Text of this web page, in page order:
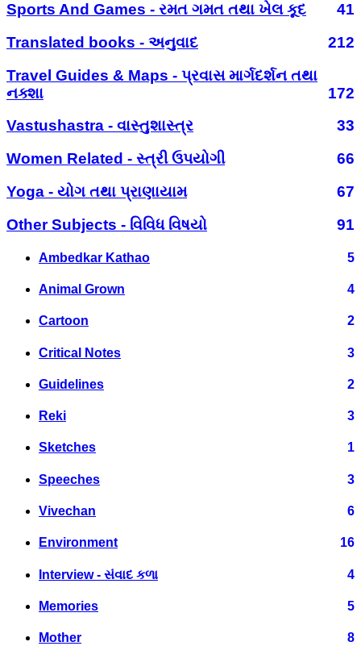
Sports And Games - રમત ગમત તથા ખેલ કૂદ
41
Translated books - અનુવાદ
212
Travel Guides & Maps - પ્રવાસ માર્ગદર્શન તથા
નક્શા
172
Vastushastra - વાસ્તુશાસ્ત્ર
33
Women Related - સ્ત્રી ઉપયોગી
66
Yoga - યોગ તથા પ્રાણાયામ
67
Other Subjects - વિવિધ વિષયો
91
Ambedkar Kathao 5
Animal Grown 4
Cartoon 2
Critical Notes 3
Guidelines 2
Reki 3
Sketches 1
Speeches 3
Vivechan 6
Environment 16
Interview - સંવાદ કળા 4
Memories 5
Mother 8